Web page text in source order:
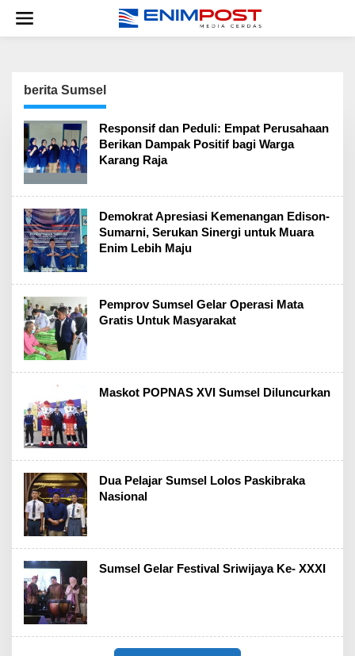
konten
berita Sumsel
Responsif dan Peduli: Empat Perusahaan
Berikan Dampak Positif bagi Warga
Karang Raja
Demokrat Apresiasi Kemenangan Edison-
Sumarni, Serukan Sinergi untuk Muara
Enim Lebih Maju
Pemprov Sumsel Gelar Operasi Mata
Gratis Untuk Masyarakat
Maskot POPNAS XVI Sumsel Diluncurkan
Dua Pelajar Sumsel Lolos Paskibraka
Nasional
Sumsel Gelar Festival Sriwijaya Ke- XXXI